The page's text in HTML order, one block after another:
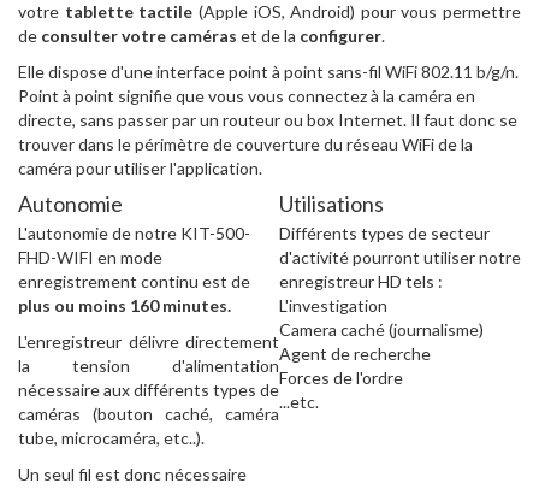
votre tablette tactile (Apple iOS, Android) pour vous permettre
de consulter votre caméras et de la configurer.
Elle dispose d'une interface point à point sans-fil WiFi 802.11 b/g/n.
Point à point signifie que vous vous connectez à la caméra en
directe, sans passer par un routeur ou box Internet. Il faut donc se
trouver dans le périmètre de couverture du réseau WiFi de la
caméra pour utiliser l'application.
Autonomie
L'autonomie de notre KIT-500-
FHD-WIFI en mode
enregistrement continu est de
plus ou moins 160 minutes.
L'enregistreur délivre directement
la tension d'alimentation
nécessaire aux différents types de
caméras (bouton caché, caméra
tube, microcaméra, etc..).
Un seul fil est donc nécessaire
Utilisations
Différents types de secteur
d'activité pourront utiliser notre
enregistreur HD tels :
L'investigation
Camera caché (journalisme)
Agent de recherche
Forces de l'ordre
...etc.